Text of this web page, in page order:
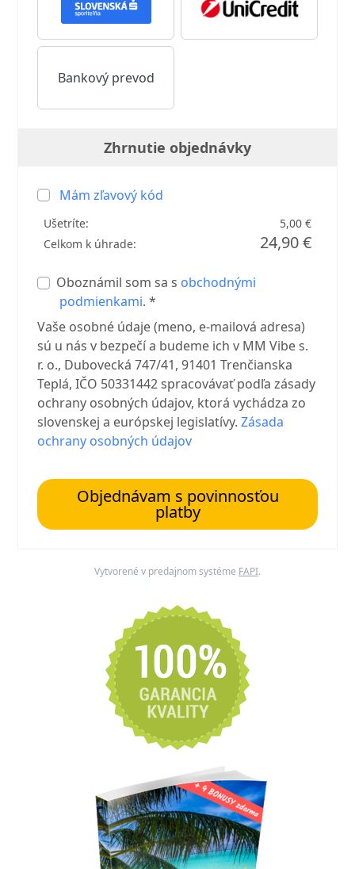
Bankový prevod
Zhrnutie objednávky
Mám zľavový kód
Ušetríte:
5,00 €
Celkom k úhrade:
24,90 €
Oboznámil som sa s obchodnými
podmienkami. *
Vaše osobné údaje (meno, e-mailová adresa)
sú u nás v bezpečí a budeme ich v MM Vibe s.
r. o., Dubovecká 747/41, 91401 Trenčianska
Teplá, IČO 50331442 spracovávať podľa zásady
ochrany osobných údajov, ktorá vychádza zo
slovenskej a európskej legislatívy.Zásada
ochrany osobných údajov
Objednávam s povinnosťou
platby
Vytvorené v predajnom systéme FAPI.